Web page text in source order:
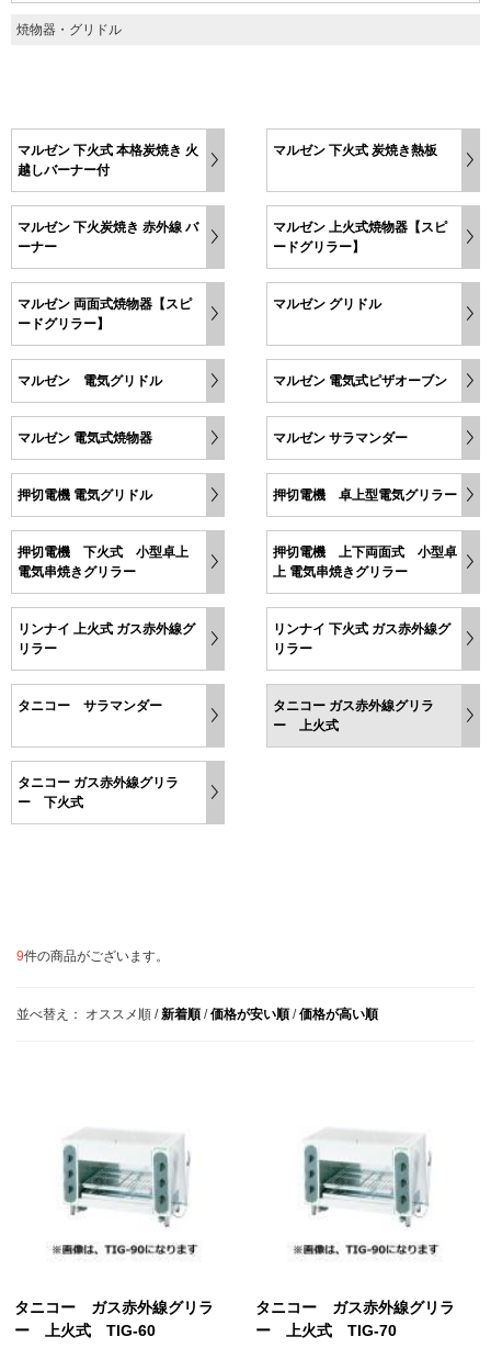
焼物器・グリドル
マルゼン 下火式 本格炭焼き 火
越しバーナー付
マルゼン 下火式 炭焼き熱板
マルゼン 下火炭焼き 赤外線 バ
ーナー
マルゼン 上火式焼物器【スピ
ードグリラー】
マルゼン 両面式焼物器【スピ
ードグリラー】
マルゼン グリドル
マルゼン 電気グリドル マルゼン 電気式ピザオーブン
マルゼン 電気式焼物器 マルゼン サラマンダー
押切電機 電気グリドル 押切電機 卓上型電気グリラー
押切電機 下火式 小型卓上
電気串焼きグリラー
押切電機 上下両面式 小型卓
上 電気串焼きグリラー
リンナイ 上火式 ガス赤外線グ
リラー
リンナイ 下火式 ガス赤外線グ
リラー
タニコー サラマンダー
タニコー ガス赤外線グリラ
ー 上火式
タニコー ガス赤外線グリラ
ー 下火式
9件の商品がございます。
並べ替え： オススメ順 /新着順 /価格が安い順 /価格が高い順
タニコー ガス赤外線グリラ
ー 上火式 TIG-60
タニコー ガス赤外線グリラ
ー 上火式 TIG-70